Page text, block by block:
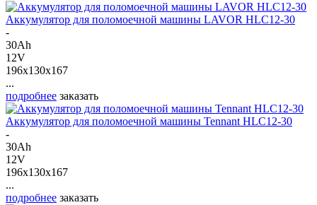
Аккумулятор для поломоечной машины LAVOR HLC12-30
-
30Ah
12V
196x130x167
...
подробнее заказать
Аккумулятор для поломоечной машины Tennant HLC12-30
-
30Ah
12V
196x130x167
...
подробнее заказать